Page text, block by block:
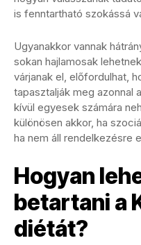
is fenntartható szokássá
Ugyanakkor vannak
sokan hajlamosak
várjanak el, előfordulhat,
tapasztalják meg azonnal
kívül egyesek számára
különösen akkor, ha
ha nem áll rendelkezésre
Hogyan
betartani a
diétát?